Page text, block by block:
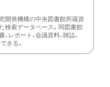
開発機構の中央図書館所蔵資
検索データベース。同図書館
レポート、会議資料、雑誌、
きる。